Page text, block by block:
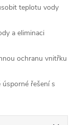
teplotu vody
a eliminaci
ochranu vnitřku
řešení s